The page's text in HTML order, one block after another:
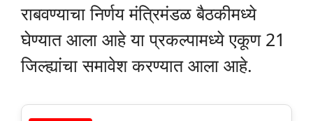
राबवण्याचा निर्णय मंत्रिमंडळ बैठकीमध्ये
घेण्यात आला आहे या प्रकल्पामध्ये एकूण 21
जिल्ह्यांचा समावेश करण्यात आला आहे.